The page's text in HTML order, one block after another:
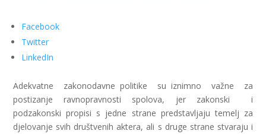
Facebook
Twitter
LinkedIn
Adekvatne zakonodavne politike su iznimno važne za
postizanje ravnopravnosti spolova, jer zakonski i
podzakonski propisi s jedne strane predstavljaju temelj za
djelovanje svih društvenih aktera, ali s druge strane stvaraju i